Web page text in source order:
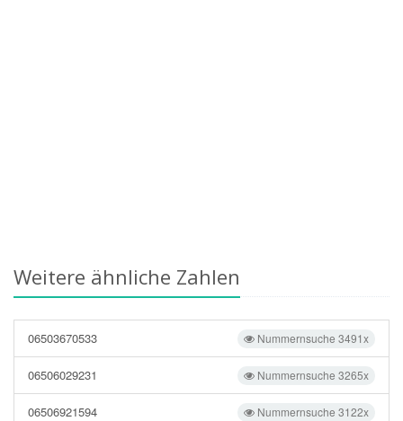
Weitere ähnliche Zahlen
Nummernsuche 3491x
06503670533
Nummernsuche 3265x
06506029231
Nummernsuche 3122x
06506921594